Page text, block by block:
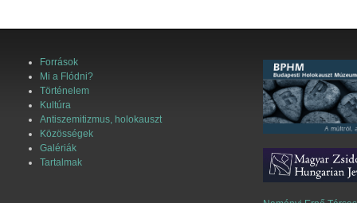
Források
Mi a Flódni?
Történelem
Kultúra
Antiszemitizmus, holokauszt
Közösségek
Galériák
Tartalmak